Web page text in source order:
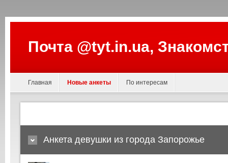
Почта @tyt.in.ua,
Главная Новые анкеты По интересам
Анкета девушки из города Запорожье